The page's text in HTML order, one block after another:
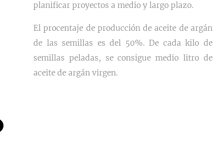
planificar proyectos a medio y largo plazo.
El procentaje de producción de aceite de argán
de las semillas es del 50%. De cada kilo de
semillas peladas, se consigue medio litro de
aceite de argán virgen.